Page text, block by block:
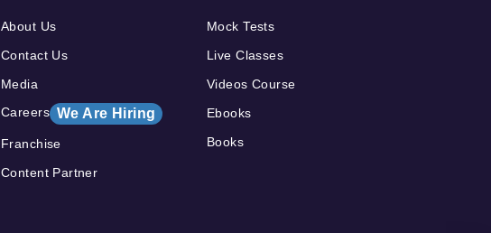
About Us
Contact Us
Media
Careers We Are Hiring
Franchise
Content Partner
Mock Tests
Live Classes
Videos Course
Ebooks
Books